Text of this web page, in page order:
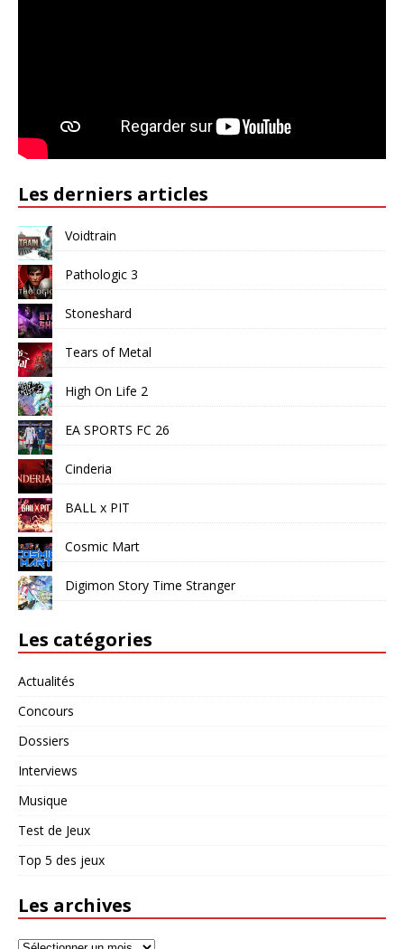
Les derniers articles
Voidtrain
Pathologic 3
Stoneshard
Tears of Metal
High On Life 2
EA SPORTS FC 26
Cinderia
BALL x PIT
Cosmic Mart
Digimon Story Time Stranger
Les catégories
Actualités
Concours
Dossiers
Interviews
Musique
Test de Jeux
Top 5 des jeux
Les archives